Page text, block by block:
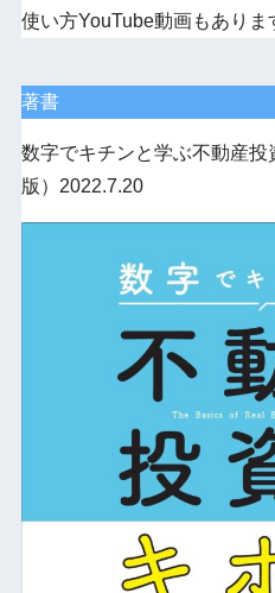
使い方YouTube動画もありま
著書
数字でキチンと学ぶ不動産投
版）2022.7.20